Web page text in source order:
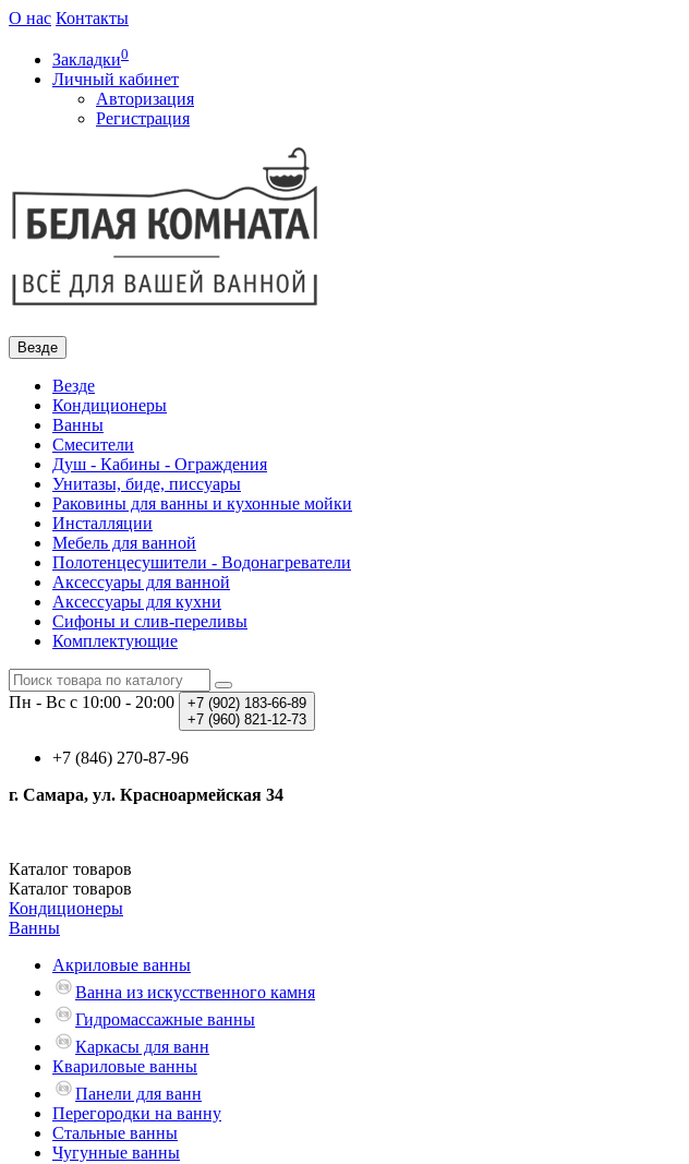
О нас Контакты
Закладки0
Личный кабинет
Авторизация
Регистрация
Везде
Везде
Кондиционеры
Ванны
Смесители
Душ - Кабины - Ограждения
Унитазы, биде, писсуары
Раковины для ванны и кухонные мойки
Инсталляции
Мебель для ванной
Полотенцесушители - Водонагреватели
Аксессуары для ванной
Аксессуары для кухни
Сифоны и слив-переливы
Комплектующие
Пн - Вс с 10:00 - 20:00 +7 (902) 183-66-89
+7 (960) 821-12-73
+7 (846) 270-87-96
г. Самара, ул. Красноармейская 34
Каталог товаров
Каталог товаров
Кондиционеры
Ванны
Акриловые ванны
Ванна из искусственного камня
Гидромассажные ванны
Каркасы для ванн
Квариловые ванны
Панели для ванн
Перегородки на ванну
Стальные ванны
Чугунные ванны